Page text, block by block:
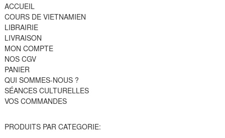
ACCUEIL
COURS DE VIETNAMIEN
LIBRAIRIE
LIVRAISON
MON COMPTE
NOS CGV
PANIER
QUI SOMMES-NOUS ?
SÉANCES CULTURELLES
VOS COMMANDES
PRODUITS PAR CATEGORIE: